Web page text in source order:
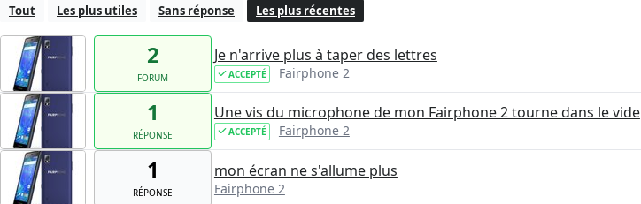
Tout Les plus utiles Sans réponse Les plus récentes
2
FORUM
Je n'arrive plus à taper des lettres
ACCEPTÉ Fairphone 2
1
RÉPONSE
Une vis du microphone de mon Fairphone 2 tourne dans le vide
ACCEPTÉ Fairphone 2
1
RÉPONSE
mon écran ne s'allume plus
Fairphone 2